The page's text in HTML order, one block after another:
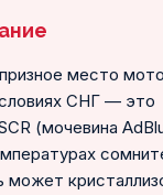
место
СНГ — это
(мочевина
может